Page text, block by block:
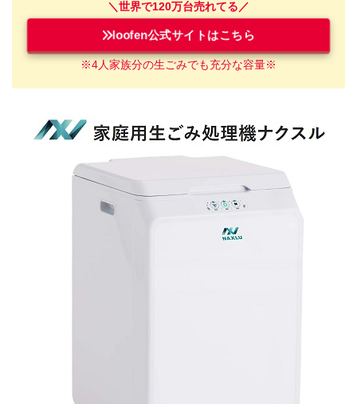
＼世界で120万台売れてる／
loofen公式サイトはこちら
※4人家族分の生ごみでも充分な容量※